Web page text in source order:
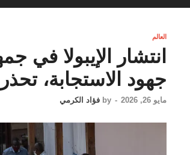
العالم
انتشار الإيبولا في
جهود الاستجابة،
مايو 26, 2026 -
by فؤاد الكرمي